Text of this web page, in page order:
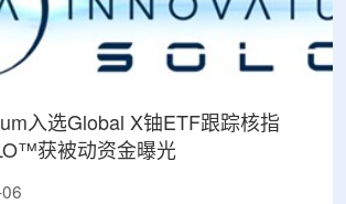
入选Global X铀ETF跟踪核指
获被动资金曝光